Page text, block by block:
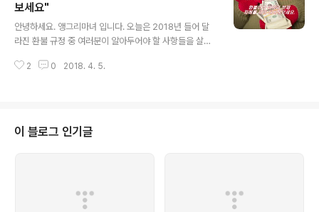
는 단기간다수계좌로 계좌개설은 쉽지 않을 것입니다. 기
존에 사용하고 있는 통장을 이용하는 방법을 이용하시되,
꼭 필요한 경우 계좌걔설을 하면 됩니다. 그렇다면 통장쪼
개기를 할 경우 어떤 기준으로 어떻게 몇개로 쪼개는 것이
좋을까요? 모든일에는 정답이 없습니다만 대게는 보통 3~
보세요"
안녕하세요. 앵그리마녀 입니다. 오늘은 2018년 들어 달
라진 환불 규정 중 여러분이 알아두어야 할 사항들을 살펴
한 약관과 규정때문에 골머리를 앓은 적이 있으신가요? 불
다고 합니다. 항공사의 배상 책임 강화 과거에는 비행기에
실은 짐이 늦게 도착하는 경우, 승객이 보상받을 수 있는 규
배상을 받을 수 있게 되었..
2 0 2018. 4. 5.
이 블로그 인기글